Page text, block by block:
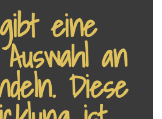
eine
an
Diese